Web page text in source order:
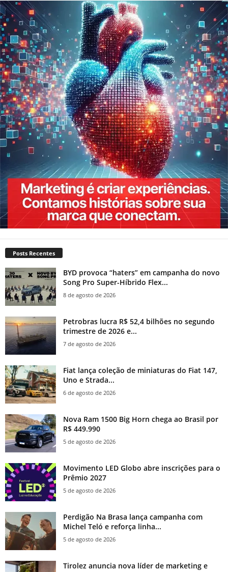
Posts Recentes
BYD provoca “haters” em campanha do novo
Song Pro Super-Híbrido Flex...
8 de agosto de 2026
Petrobras lucra R$ 52,4 bilhões no segundo
trimestre de 2026 e...
7 de agosto de 2026
Fiat lança coleção de miniaturas do Fiat 147,
Uno e Strada...
6 de agosto de 2026
Nova Ram 1500 Big Horn chega ao Brasil por
R$ 449.990
5 de agosto de 2026
Movimento LED Globo abre inscrições para o
Prêmio 2027
5 de agosto de 2026
Perdigão Na Brasa lança campanha com
Michel Teló e reforça linha...
5 de agosto de 2026
Tirolez anuncia nova líder de marketing e